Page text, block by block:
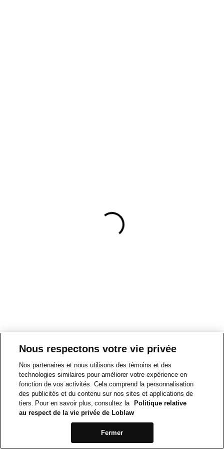
Nous respectons votre vie privée
Nos partenaires et nous utilisons des témoins et des
technologies similaires pour améliorer votre expérience en
fonction de vos activités. Cela comprend la personnalisation
des publicités et du contenu sur nos sites et applications de
tiers. Pour en savoir plus, consultez la
Politique relative
au respect de la vie privée de Loblaw
Fermer